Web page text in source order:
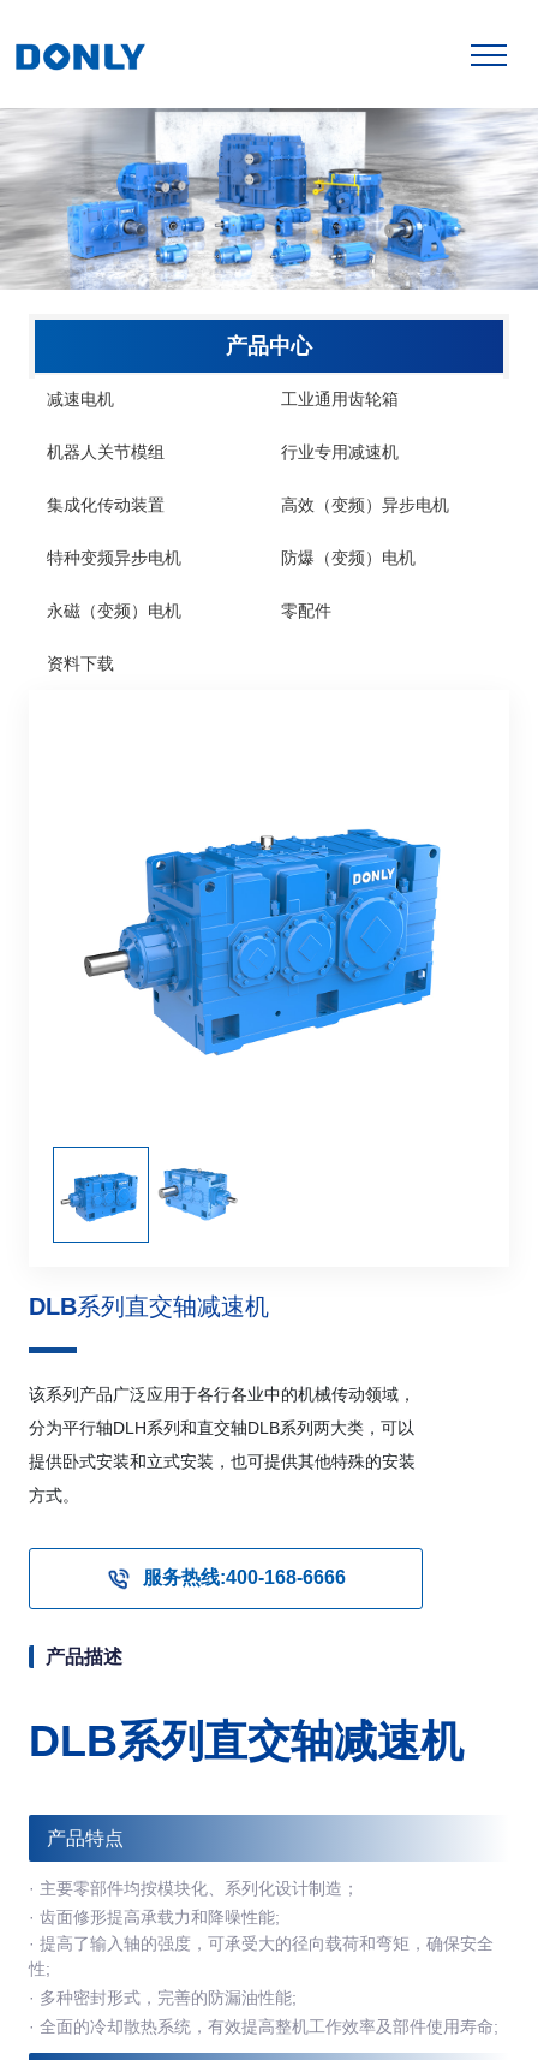
产品中心
减速电机 工业通用齿轮箱
机器人关节模组 行业专用减速机
集成化传动装置 高效（变频）异步电机
特种变频异步电机 防爆（变频）电机
永磁（变频）电机 零配件
资料下载
DLB系列直交轴减速机
该系列产品广泛应用于各行各业中的机械传动领域，
分为平行轴DLH系列和直交轴DLB系列两大类，可以
提供卧式安装和立式安装，也可提供其他特殊的安装
方式。
服务热线:400-168-6666
产品描述
DLB系列直交轴减速机
产品特点
· 主要零部件均按模块化、系列化设计制造；
·齿面修形提高承载力和降噪性能;
·提高了输入轴的强度，可承受大的径向载荷和弯矩，确保安全
性;
· 多种密封形式，完善的防漏油性能;
·全面的冷却散热系统，有效提高整机工作效率及部件使用寿命;